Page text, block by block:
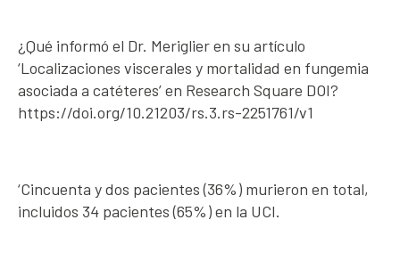
¿Qué informó el Dr. Meriglier en su artículo
‘Localizaciones viscerales y mortalidad en fungemia
asociada a catéteres’ en Research Square DOI?
https://doi.org/10.21203/rs.3.rs-2251761/v1
‘Cincuenta y dos pacientes (36%) murieron en total,
incluidos 34 pacientes (65%) en la UCI.